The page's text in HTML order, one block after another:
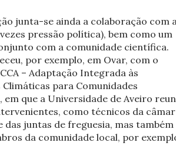
junta-se ainda a colaboração com
vezes pressão política), bem como um
com a comunidade científica.
por exemplo, em Ovar, com o
– Adaptação Integrada às
para Comunidades
em que a Universidade de Aveiro
como técnicos da
das juntas de freguesia, mas também
da comunidade local, por